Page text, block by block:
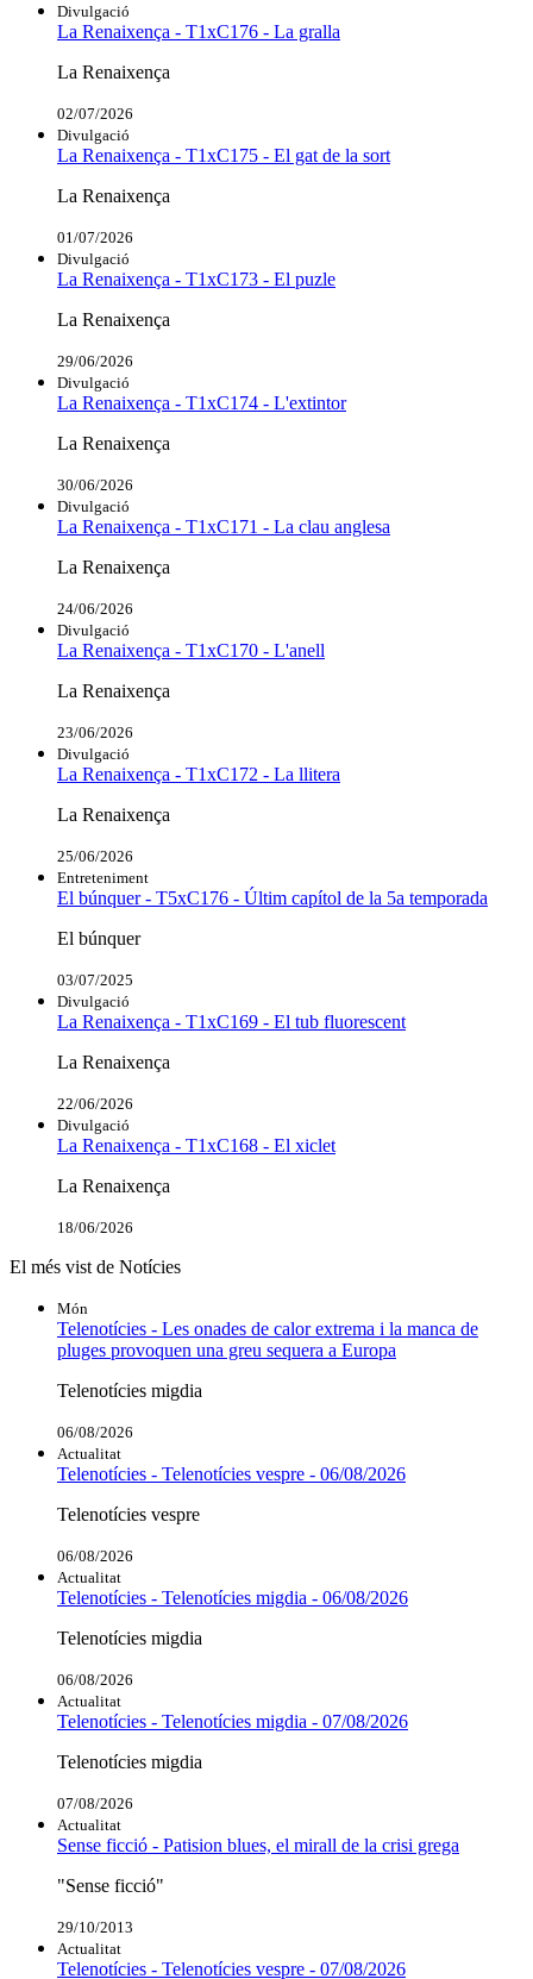
Divulgació
La Renaixença - T1xC176 - La gralla
La Renaixença
02/07/2026
Divulgació
La Renaixença - T1xC175 - El gat de la sort
La Renaixença
01/07/2026
Divulgació
La Renaixença - T1xC173 - El puzle
La Renaixença
29/06/2026
Divulgació
La Renaixença - T1xC174 - L'extintor
La Renaixença
30/06/2026
Divulgació
La Renaixença - T1xC171 - La clau anglesa
La Renaixença
24/06/2026
Divulgació
La Renaixença - T1xC170 - L'anell
La Renaixença
23/06/2026
Divulgació
La Renaixença - T1xC172 - La llitera
La Renaixença
25/06/2026
Entreteniment
El búnquer - T5xC176 - Últim capítol de la 5a temporada
El búnquer
03/07/2025
Divulgació
La Renaixença - T1xC169 - El tub fluorescent
La Renaixença
22/06/2026
Divulgació
La Renaixença - T1xC168 - El xiclet
La Renaixença
18/06/2026
El més vist de Notícies
Món
Telenotícies - Les onades de calor extrema i la manca de
pluges provoquen una greu sequera a Europa
Telenotícies migdia
06/08/2026
Actualitat
Telenotícies - Telenotícies vespre - 06/08/2026
Telenotícies vespre
06/08/2026
Actualitat
Telenotícies - Telenotícies migdia - 06/08/2026
Telenotícies migdia
06/08/2026
Actualitat
Telenotícies - Telenotícies migdia - 07/08/2026
Telenotícies migdia
07/08/2026
Actualitat
Sense ficció - Patision blues, el mirall de la crisi grega
"Sense ficció"
29/10/2013
Actualitat
Telenotícies - Telenotícies vespre - 07/08/2026